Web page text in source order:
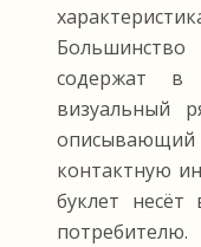
содержат в
визуальный
описывающий
контактную
буклет
потребителю.